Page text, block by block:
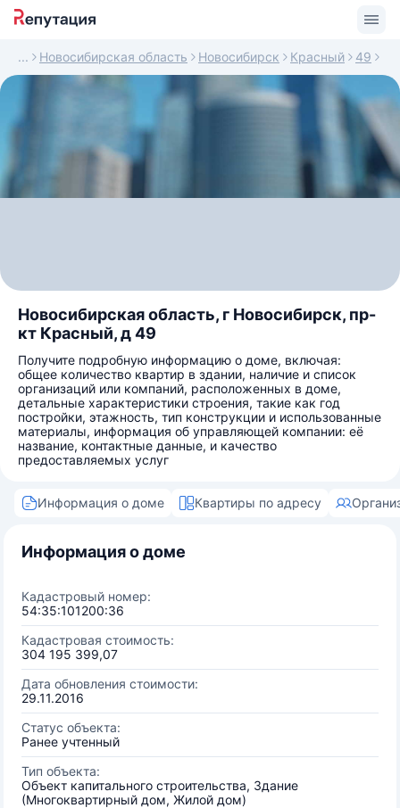
Новосибирская область Новосибирск Красный 49
Новосибирская область, г Новосибирск, пр-
кт Красный, д 49
Получите подробную информацию о доме, включая:
общее количество квартир в здании, наличие и список
организаций или компаний, расположенных в доме,
детальные характеристики строения, такие как год
постройки, этажность, тип конструкции и использованные
материалы, информация об управляющей компании: её
название, контактные данные, и качество
предоставляемых услуг
Информация о доме Квартиры по адресу
Информация о доме
Кадастровый номер:
54:35:101200:36
Кадастровая стоимость:
304 195 399,07
Дата обновления стоимости:
29.11.2016
Статус объекта:
Ранее учтенный
Тип объекта:
Объект капитального строительства, Здание
(Многоквартирный дом, Жилой дом)